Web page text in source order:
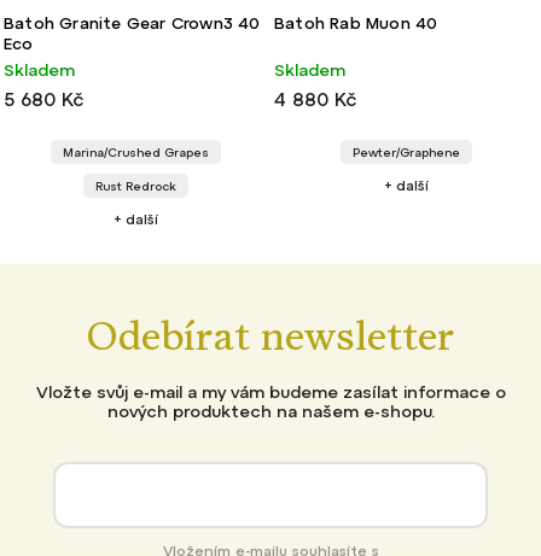
Batoh Granite Gear Crown3 40
Eco
Skladem
5 680 Kč
Marina/Crushed Grapes
Rust Redrock
+ další
Batoh Rab Muon 40
Skladem
4 880 Kč
Pewter/Graphene
+ další
Odebírat newsletter
Vložte svůj e-mail a my vám budeme zasílat informace o
nových produktech na našem e-shopu.